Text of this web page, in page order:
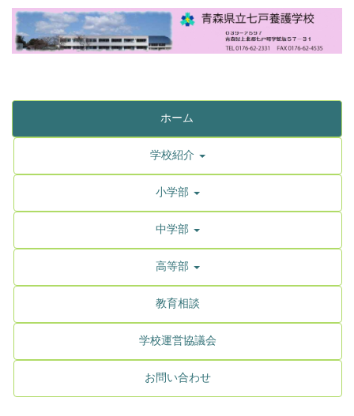
ホーム
学校紹介
小学部
中学部
高等部
教育相談
学校運営協議会
お問い合わせ